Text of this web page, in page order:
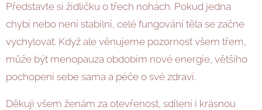
Představte si židličku o třech nohách. Pokud jedna
chybí nebo není stabilní, celé fungování těla se začne
vychylovat. Když ale věnujeme pozornost všem třem,
může být menopauza obdobím nové energie, většího
pochopení sebe sama a péče o své zdraví.
Děkuji všem ženám za otevřenost, sdílení i krásnou